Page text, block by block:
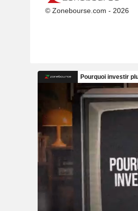
© Zonebourse.com - 2026